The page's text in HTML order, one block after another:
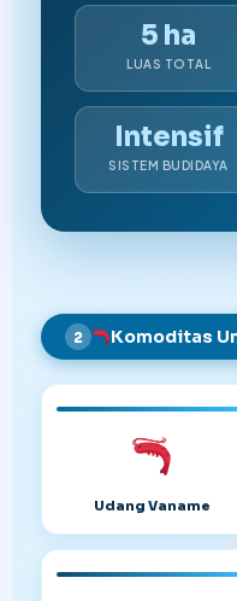
5 ha
LUAS TOTAL
Intensif
SISTEM BUDIDAYA
2 Komoditas
Udang Vaname